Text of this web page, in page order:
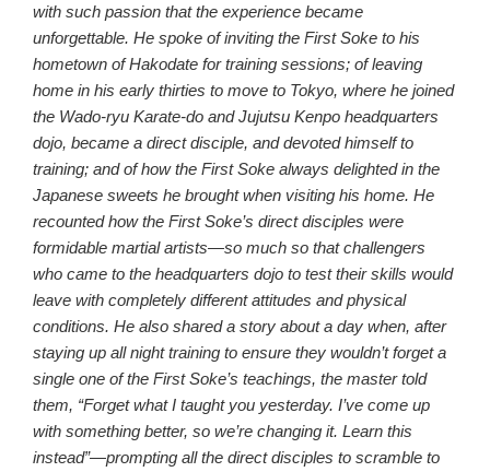
with such passion that the experience became
unforgettable. He spoke of inviting the First Soke to his
hometown of Hakodate for training sessions; of leaving
home in his early thirties to move to Tokyo, where he joined
the Wado-ryu Karate-do and Jujutsu Kenpo headquarters
dojo, became a direct disciple, and devoted himself to
training; and of how the First Soke always delighted in the
Japanese sweets he brought when visiting his home. He
recounted how the First Soke’s direct disciples were
formidable martial artists—so much so that challengers
who came to the headquarters dojo to test their skills would
leave with completely different attitudes and physical
conditions. He also shared a story about a day when, after
staying up all night training to ensure they wouldn’t forget a
single one of the First Soke’s teachings, the master told
them, “Forget what I taught you yesterday. I’ve come up
with something better, so we’re changing it. Learn this
instead”—prompting all the direct disciples to scramble to